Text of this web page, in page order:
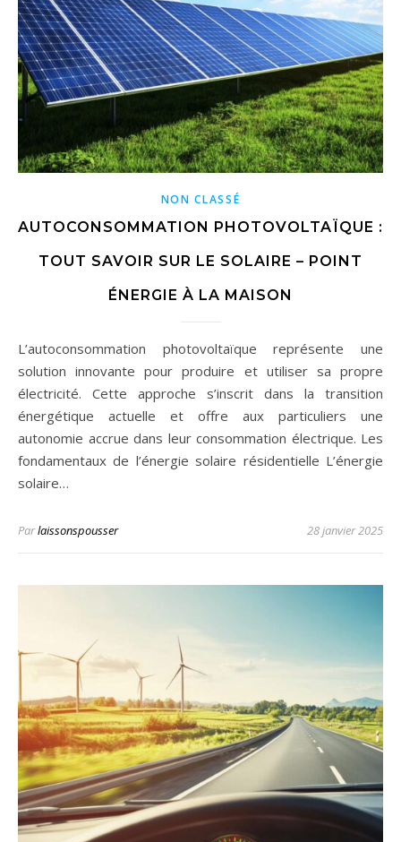
NON CLASSÉ
AUTOCONSOMMATION PHOTOVOLTAÏQUE :
TOUT SAVOIR SUR LE SOLAIRE – POINT
ÉNERGIE À LA MAISON
L’autoconsommation photovoltaïque représente une
solution innovante pour produire et utiliser sa propre
électricité. Cette approche s’inscrit dans la transition
énergétique actuelle et offre aux particuliers une
autonomie accrue dans leur consommation électrique. Les
fondamentaux de l’énergie solaire résidentielle L’énergie
solaire…
Parlaissonspousser 28 janvier 2025